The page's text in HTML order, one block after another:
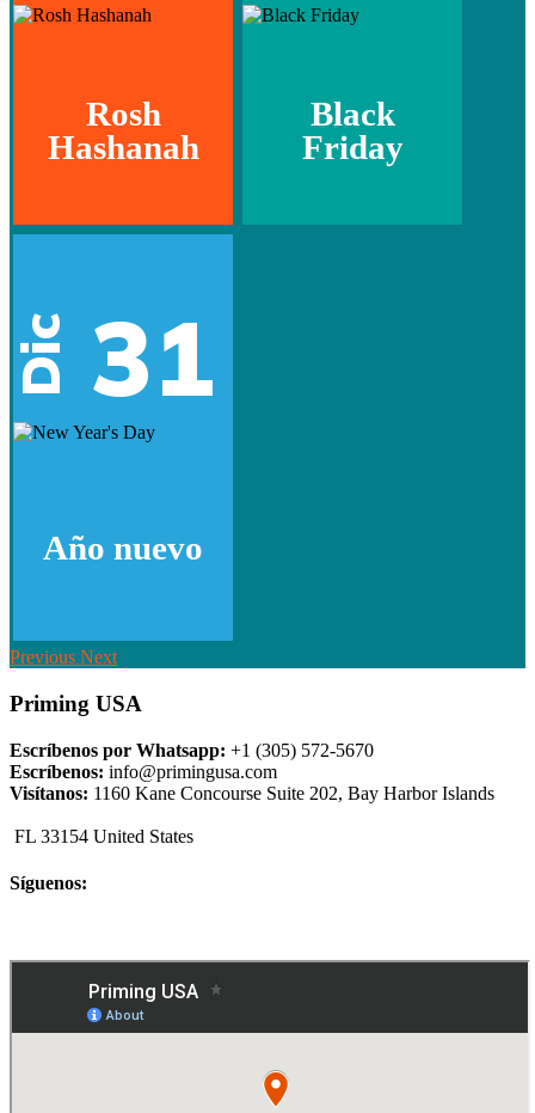
Rosh
Hashanah
Black
Friday
Dic 31
Año nuevo
Previous Next
Priming USA
Escríbenos por Whatsapp: +1 (305) 572-5670
Escríbenos: info@primingusa.com
Visítanos: 1160 Kane Concourse Suite 202, Bay Harbor Islands
FL 33154 United States
Síguenos: